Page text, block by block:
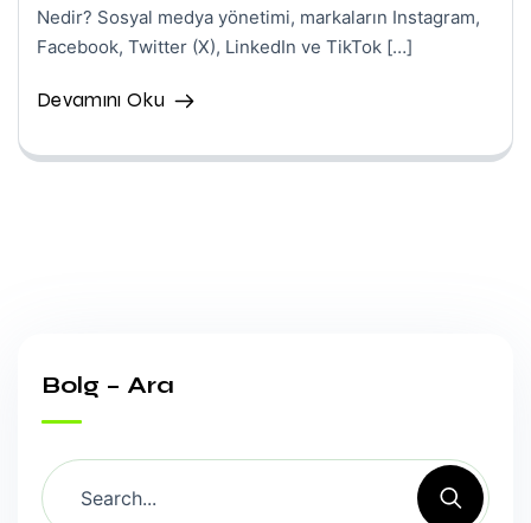
Nedir? Sosyal medya yönetimi, markaların Instagram,
Facebook, Twitter (X), LinkedIn ve TikTok […]
Devamını Oku
Bolg – Ara